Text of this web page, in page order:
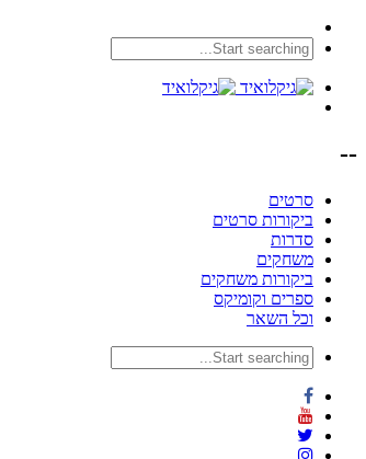
--
סרטים
ביקורות סרטים
סדרות
משחקים
ביקורות משחקים
ספרים וקומיקס
וכל השאר